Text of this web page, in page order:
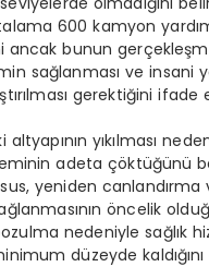
600 kamyon
ancak bunun
sağlanması ve insani
gerektiğini ifade
altyapının yıkılması
adeta çöktüğünü
yeniden
öncelik
nedeniyle sağlık
düzeyde